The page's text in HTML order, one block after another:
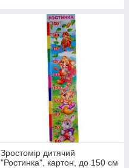
Зростомір дитячий
"Ростинка", картон, до 150 см